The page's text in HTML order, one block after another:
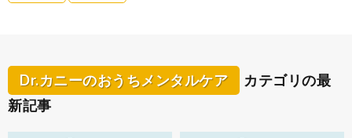
Dr.カニーのおうちメンタルケア
カテゴリの最
新記事